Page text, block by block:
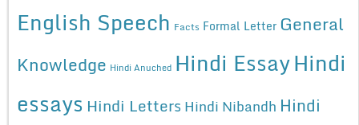
English Speech Facts Formal Letter General
Knowledge Hindi Anuched Hindi EssayHindi
essays Hindi Letters Hindi Nibandh Hindi